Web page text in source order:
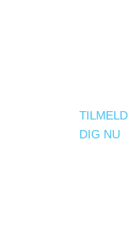
TILMELD
DIG NU